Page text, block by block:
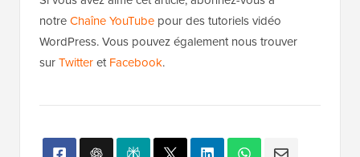
notreChaîne YouTube pour des tutoriels vidéo
WordPress. Vous pouvez également nous trouver
surTwitteretFacebook.